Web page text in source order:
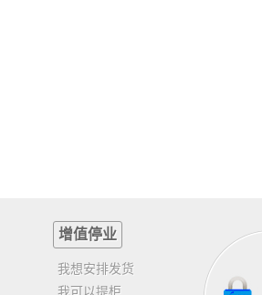
增值停业
我想安排发货
我可以提柜